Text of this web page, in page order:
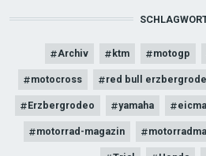
Archiv ktm motogp
motocross red bull
Erzbergrodeo yamaha eicma
motorrad-magazin